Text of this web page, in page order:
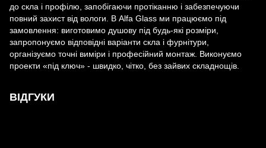
до скла і профілю, запобігаючи протіканню і забезпечуючи
повний захист від вологи. В Alfa Glass ми працюємо під
замовлення: виготовимо душову під будь-які розміри,
запропонуємо відповідні варіанти скла і фурнітури,
організуємо точні виміри і професійний монтаж. Виконуємо
проекти «під ключ» - швидко, чітко, без зайвих складнощів.
ВІДГУКИ